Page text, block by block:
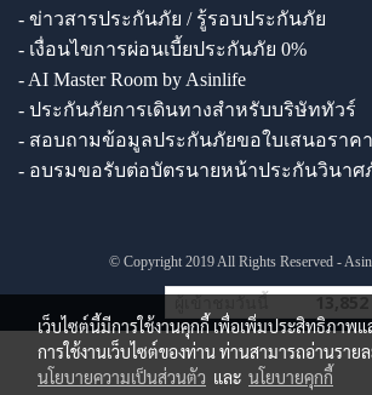
- ข่าวสารประกันภัย / รู้รอบประกันภัย
- เงื่อนไขการผ่อนเบี้ยประกันภัย 0%
- AI Master Room by Asinlife
- ประกันภัยการเดินทางสำหรับบริษัททัวร์
- สอบถามข้อมูลประกันภัยขอใบเสนอราคา
- อบรมขอรับต่อบัตรนายหน้าประกันวินาศ
© Copyright 2019 All Rights Reserved -
ผู้เข้าชมวันนี้ 13,852
เว็บไซต์นี้มีการใช้งานคุกกี้ เพื่อเพิ่มประสิทธิภาพ
การใช้งานเว็บไซต์ของท่าน ท่านสามารถอ่านราย
นโยบายความเป็นส่วนตัว และ นโยบายคุกกี้